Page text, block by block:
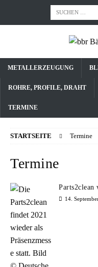
METALLERZEUGUNG
ROHRE, PROFILE, DRAHT
TERMINE
STARTSEITE Termine
Termine
14.